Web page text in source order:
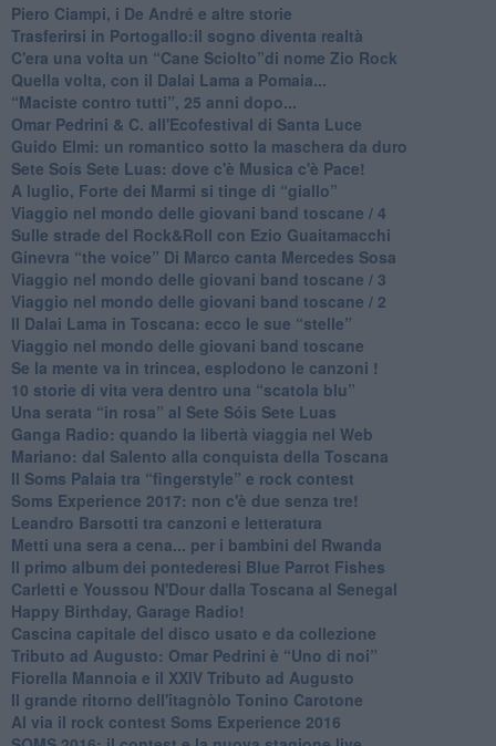
​Piero Ciampi, i De André e altre storie
​Trasferirsi in Portogallo:il sogno diventa realtà
​C'era una volta un “Cane Sciolto”di nome Zio Rock
Quella volta, con il Dalai Lama a Pomaia...
​“Maciste contro tutti”, 25 anni dopo...
​Omar Pedrini & C. all'Ecofestival di Santa Luce
Guido Elmi: un romantico sotto la maschera da duro
Sete Soís Sete Luas: dove c'è Musica c'è Pace!
​A luglio, Forte dei Marmi si tinge di “giallo”
Viaggio nel mondo delle giovani band toscane / 4
Sulle strade del Rock&Roll con Ezio Guaitamacchi
​Ginevra “the voice” Di Marco canta Mercedes Sosa
Viaggio nel mondo delle giovani band toscane / 3
​Viaggio nel mondo delle giovani band toscane / 2
Il Dalai Lama in Toscana: ecco le sue “stelle”
Viaggio nel mondo delle giovani band toscane
Se la mente va in trincea, esplodono le canzoni !
​10 storie di vita vera dentro una “scatola blu”
​Una serata “in rosa” al Sete Sóis Sete Luas
Ganga Radio: quando la libertà viaggia nel Web
Mariano: dal Salento alla conquista della Toscana
​Il Soms Palaia tra “fingerstyle” e rock contest
Soms Experience 2017: non c'è due senza tre!
​Leandro Barsotti tra canzoni e letteratura
​Metti una sera a cena... per i bambini del Rwanda
​Il primo album dei pontederesi Blue Parrot Fishes
Carletti e Youssou N'Dour dalla Toscana al Senegal
Happy Birthday, Garage Radio!
​Cascina capitale del disco usato e da collezione
Tributo ad Augusto: Omar Pedrini è “Uno di noi”
​Fiorella Mannoia e il XXIV Tributo ad Augusto
Il grande ritorno dell'itagnòlo Tonino Carotone
​Al via il rock contest Soms Experience 2016